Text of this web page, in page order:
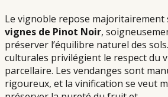
Le vignoble repose majoritairement
vignes de Pinot Noir,
préserver l’équilibre naturel des
culturales privilégient le respect du
parcellaire. Les vendanges sont
rigoureux, et la vinification se veut